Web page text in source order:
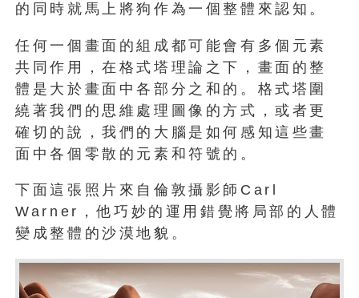
的同時就馬上將狗作為一個整體來認知。
任何一個畫面的組成都可能會有多個元素
共同作用，在格式塔理論之下，畫面的整
體是大於畫面中各部分之和的。格式塔圍
繞著我們的思維處理圖像的方式，或者更
確切的說，我們的大腦是如何感知這些畫
面中各個零散的元素和符號的。
下面這張照片來自倫敦攝影師Carl
Warner，他巧妙的運用錯覺將局部的人體
變成整體的沙漠地貌。